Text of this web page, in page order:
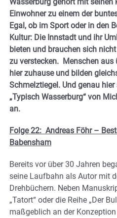
Einwohner zu einem der
Egal, ob im Sport oder in den
Kultur: Die Innstadt und ihr
bieten und brauchen sich
zu verstecken. Menschen aus
hier zuhause und bilden
Schmelztiegel. Und genau
„Typisch Wasserburg“ von
an.
Folge 22: Andreas Föhr –
Babensham
Bereits vor über 30 Jahren
seine Laufbahn als Autor mit
Drehbüchern. Neben
„Tatort“ oder die Reihe „Der
maßgeblich an der Konzeption